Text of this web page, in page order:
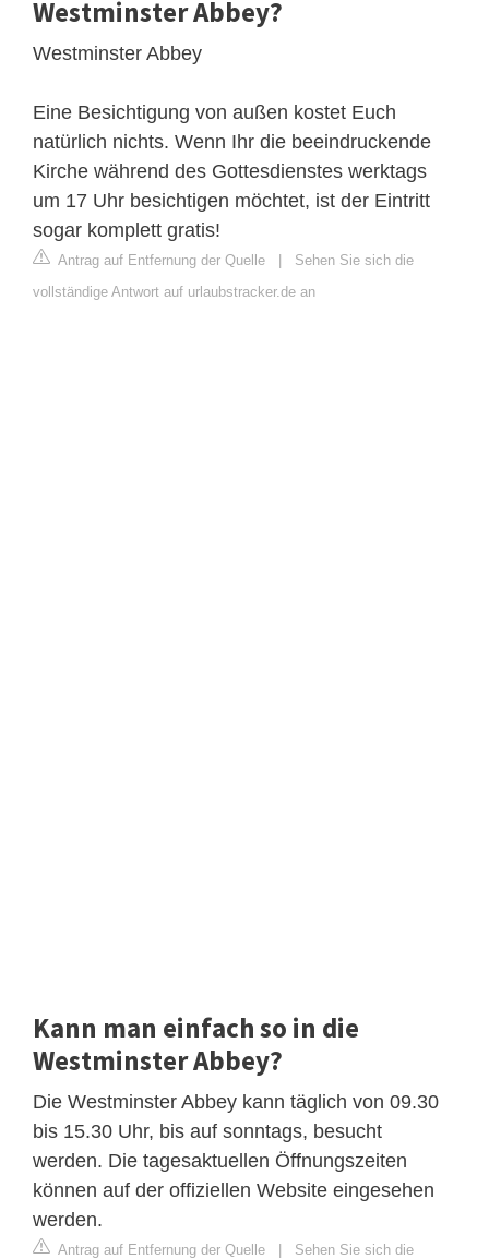
Westminster Abbey?
Westminster Abbey
Eine Besichtigung von außen kostet Euch
natürlich nichts. Wenn Ihr die beeindruckende
Kirche während des Gottesdienstes werktags
um 17 Uhr besichtigen möchtet, ist der Eintritt
sogar komplett gratis!
Antrag auf Entfernung der Quelle | Sehen Sie sich die
vollständige Antwort auf urlaubstracker.de an
Kann man einfach so in die
Westminster Abbey?
Die Westminster Abbey kann täglich von 09.30
bis 15.30 Uhr, bis auf sonntags, besucht
werden. Die tagesaktuellen Öffnungszeiten
können auf der offiziellen Website eingesehen
werden.
Antrag auf Entfernung der Quelle | Sehen Sie sich die